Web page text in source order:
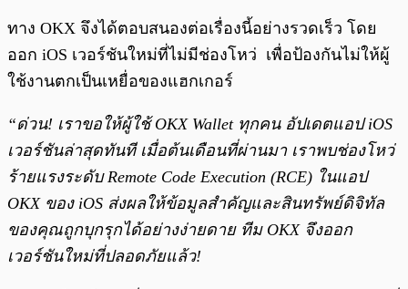
ทาง OKX จึงได้ตอบสนองต่อเรื่องนี้อย่างรวดเร็ว โดย
ออก iOS เวอร์ชันใหม่ที่ไม่มีช่องโหว่ เพื่อป้องกันไม่ให้ผู้
ใช้งานตกเป็นเหยื่อของแฮกเกอร์
“ด่วน! เราขอให้ผู้ใช้ OKX Wallet ทุกคน อัปเดตแอป iOS
เวอร์ชันล่าสุดทันที เมื่อต้นเดือนที่ผ่านมา เราพบช่องโหว่
ร้ายแรงระดับ Remote Code Execution (RCE) ในแอป
OKX ของ iOS ส่งผลให้ข้อมูลสำคัญและสินทรัพย์ดิจิทัล
ของคุณถูกบุกรุกได้อย่างง่ายดาย ทีม OKX จึงออก
เวอร์ชันใหม่ที่ปลอดภัยแล้ว!